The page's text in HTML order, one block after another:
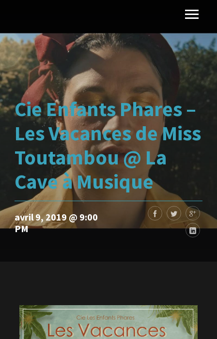
Cie Enfants Phares –
Les Vacances de Miss
Toutambou @ La
Cave à Musique
avril 9, 2019 @ 9:00
PM